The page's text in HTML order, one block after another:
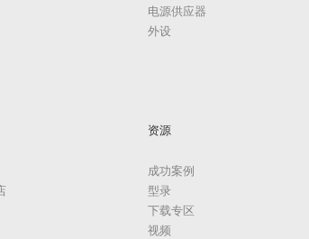
电源供应器
外设
资源
成功案例
型录
下载专区
视频